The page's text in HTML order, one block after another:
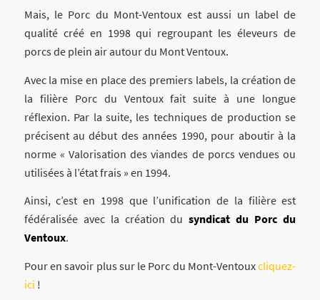
Mais, le Porc du Mont-Ventoux est aussi un label de
qualité créé en 1998 qui regroupant les éleveurs de
porcs de plein air autour du Mont Ventoux.
Avec la mise en place des premiers labels, la création de
la filière Porc du Ventoux fait suite à une longue
réflexion. Par la suite, les techniques de production se
précisent au début des années 1990, pour aboutir à la
norme « Valorisation des viandes de porcs vendues ou
utilisées à l’état frais » en 1994.
Ainsi, c’est en 1998 que l’unification de la filière est
fédéralisée avec la création dusyndicat du Porc du
Ventoux.
Pour en savoir plus sur le Porc du Mont-Ventouxcliquez-
ici !